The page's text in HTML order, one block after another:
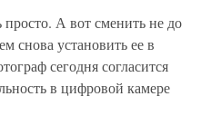
просто. А вот сменить не до
снова установить ее в
сегодня согласится
в цифровой камере